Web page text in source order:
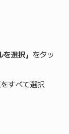
を選択」 をタッ
すべて選択